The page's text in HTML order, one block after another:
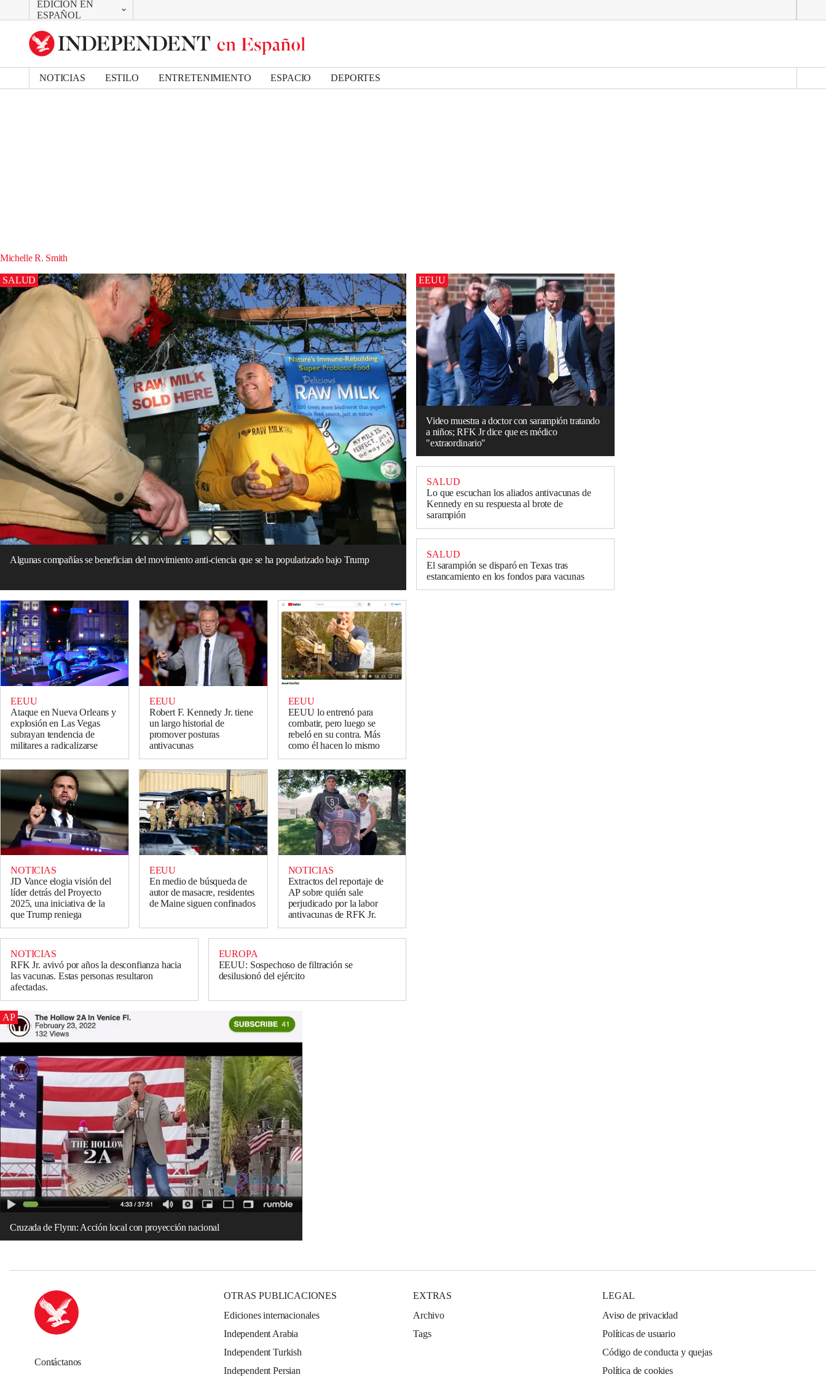
EDICIÓN EN
ESPAÑOL
CAMBIAR
UK Edition
US Edition
NOTICIAS ESTILO ENTRETENIMIENTO ESPACIO DEPORTES
Michelle R. Smith
SALUD
Algunas compañías se benefician del movimiento anti-ciencia que se ha popularizado bajo Trump
EEUU
Video muestra a doctor con sarampión tratando
a niños; RFK Jr dice que es médico
"extraordinario"
SALUD
Lo que escuchan los aliados antivacunas de
Kennedy en su respuesta al brote de
sarampión
SALUD
El sarampión se disparó en Texas tras
estancamiento en los fondos para vacunas
EEUU
Ataque en Nueva Orleans y
explosión en Las Vegas
subrayan tendencia de
militares a radicalizarse
EEUU
Robert F. Kennedy Jr. tiene
un largo historial de
promover posturas
antivacunas
EEUU
EEUU lo entrenó para
combatir, pero luego se
rebeló en su contra. Más
como él hacen lo mismo
NOTICIAS
JD Vance elogia visión del
líder detrás del Proyecto
2025, una iniciativa de la
que Trump reniega
EEUU
En medio de búsqueda de
autor de masacre, residentes
de Maine siguen confinados
NOTICIAS
Extractos del reportaje de
AP sobre quién sale
perjudicado por la labor
antivacunas de RFK Jr.
NOTICIAS
RFK Jr. avivó por años la desconfianza hacia
las vacunas. Estas personas resultaron
afectadas.
EUROPA
EEUU: Sospechoso de filtración se
desilusionó del ejército
AP
Cruzada de Flynn: Acción local con proyección nacional
Contáctanos
OTRAS PUBLICACIONES
Ediciones internacionales
Independent Arabia
Independent Turkish
Independent Persian
EXTRAS
Archivo
Tags
LEGAL
Aviso de privacidad
Políticas de usuario
Código de conducta y quejas
Política de cookies